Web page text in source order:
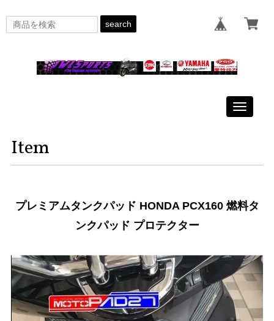
search
Toggle
Item
プレミアムタンクパッド HONDA PCX160 燃料タ
ンクパッド プロテクター